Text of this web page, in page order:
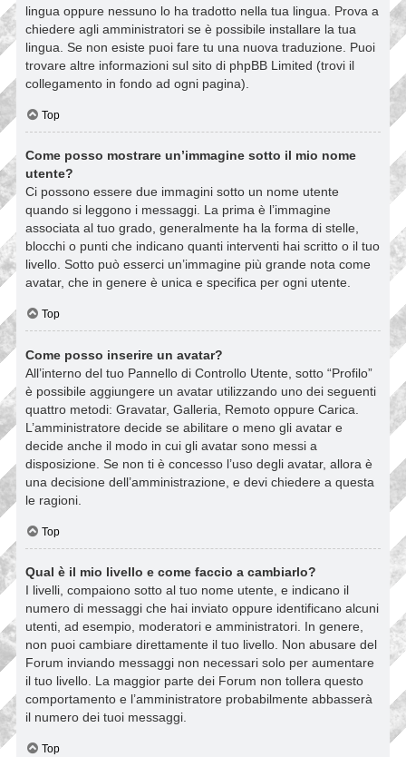
lingua oppure nessuno lo ha tradotto nella tua lingua. Prova a
chiedere agli amministratori se è possibile installare la tua
lingua. Se non esiste puoi fare tu una nuova traduzione. Puoi
trovare altre informazioni sul sito di phpBB Limited (trovi il
collegamento in fondo ad ogni pagina).
Top
Come posso mostrare un’immagine sotto il mio nome
utente?
Ci possono essere due immagini sotto un nome utente
quando si leggono i messaggi. La prima è l’immagine
associata al tuo grado, generalmente ha la forma di stelle,
blocchi o punti che indicano quanti interventi hai scritto o il tuo
livello. Sotto può esserci un’immagine più grande nota come
avatar, che in genere è unica e specifica per ogni utente.
Top
Come posso inserire un avatar?
All’interno del tuo Pannello di Controllo Utente, sotto “Profilo”
è possibile aggiungere un avatar utilizzando uno dei seguenti
quattro metodi: Gravatar, Galleria, Remoto oppure Carica.
L’amministratore decide se abilitare o meno gli avatar e
decide anche il modo in cui gli avatar sono messi a
disposizione. Se non ti è concesso l’uso degli avatar, allora è
una decisione dell’amministrazione, e devi chiedere a questa
le ragioni.
Top
Qual è il mio livello e come faccio a cambiarlo?
I livelli, compaiono sotto al tuo nome utente, e indicano il
numero di messaggi che hai inviato oppure identificano alcuni
utenti, ad esempio, moderatori e amministratori. In genere,
non puoi cambiare direttamente il tuo livello. Non abusare del
Forum inviando messaggi non necessari solo per aumentare
il tuo livello. La maggior parte dei Forum non tollera questo
comportamento e l’amministratore probabilmente abbasserà
il numero dei tuoi messaggi.
Top